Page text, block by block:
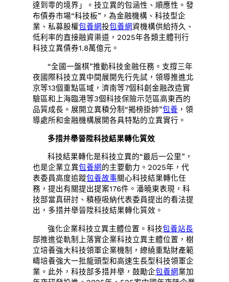
達到零的境界」。技立異的包涵性、順應性。發
布債券市場“科技板”，為金融機構、科技型企
業、私募股權包養網投包養網資機構供給持久、
低利率的直接融資渠道，2025年各類主體刊行
科技立異債券1.8萬億元。
“全國一盤棋”推動科技金融任務。支撐三年
夜國際科技立異中間展開先行先試，領導推進北
京等13個重點區域，濟南等7個科創金融改造實
驗區和上海臨港等3個科技保險示范區高東西的
品質成長。展開立異積分制“揭榜掛帥”包養 ，領
導處所和金融機構展開各具特點的立異實行。
多措并舉晉陞科技結果轉化質效
科技結果轉化是科技立異的“最后一公里”，
也是企業立異包養網的主要動力。2025年，代
表委員高度追蹤包養故事關心科技結果轉化任
務，提出有關提出提案176件。潘曉東表現，科
技部當真研討、積極吸納代表委員提出的看法提
出，多措并舉晉陞科技結果轉化質效。
強化企業科技立異主體位置。科技包養站長
部推進從軌制上落實企業科技立異主體位置，樹
立培養強大科技領軍企業機制，繚繞重點財產範
疇培養強大一批龍頭型和高速生長型科技領軍企
業。此外，科技部多措并舉，鼓勵企包養網業加